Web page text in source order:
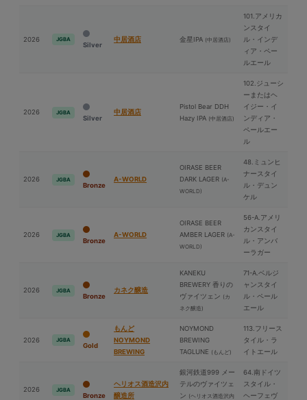
2026 JGBA
Silver
中居酒店 ⾦星IPA (中居酒店)
101.アメリカ
ンスタイ
ル・インデ
ィア・ペー
ルエール
2026 JGBA
Silver
中居酒店
Pistol Bear DDH
Hazy IPA (中居酒店)
102.ジューシ
ーまたはヘ
イジー・イ
ンディア・
ペールエー
ル
2026 JGBA
Bronze
A-WORLD
OIRASE BEER
DARK LAGER (A-
WORLD)
48.ミュンヒ
ナースタイ
ル・デュン
ケル
2026 JGBA
Bronze
A-WORLD
OIRASE BEER
AMBER LAGER (A-
WORLD)
56-A.アメリ
カンスタイ
ル・アンバ
ーラガー
2026 JGBA
Bronze
カネク醸造
KANEKU
BREWERY 香りの
ヴァイツェン (カ
ネク醸造)
71-A.ベルジ
ャンスタイ
ル・ペール
エール
2026 JGBA
Gold
もんど
NOYMOND
BREWING
NOYMOND
BREWING
TAGLUNE (もんど)
113.フリース
タイル・ラ
イトエール
2026 JGBA
Bronze
ヘリオス酒造沢内
醸造所
銀河鉄道999 メー
テルのヴァイツェ
ン (ヘリオス酒造沢内
64.南ドイツ
スタイル・
ヘーフェヴ